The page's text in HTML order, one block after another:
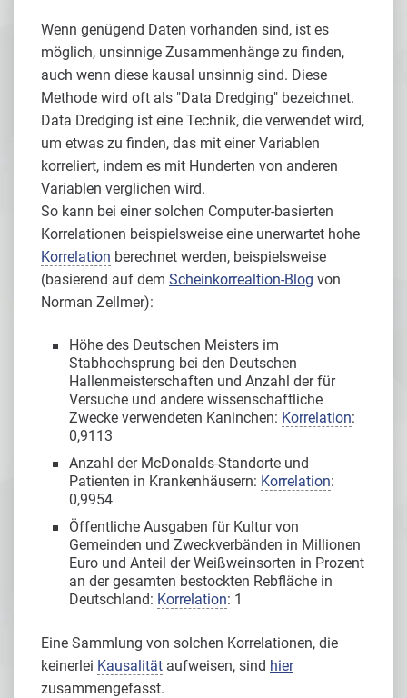
Wenn genügend Daten vorhanden sind, ist es
möglich, unsinnige Zusammenhänge zu finden,
auch wenn diese kausal unsinnig sind. Diese
Methode wird oft als "Data Dredging" bezeichnet.
Data Dredging ist eine Technik, die verwendet wird,
um etwas zu finden, das mit einer Variablen
korreliert, indem es mit Hunderten von anderen
Variablen verglichen wird.
So kann bei einer solchen Computer-basierten
Korrelationen beispielsweise eine unerwartet hohe
Korrelation berechnet werden, beispielsweise
(basierend auf dem Scheinkorrealtion-Blog von
Norman Zellmer):
Höhe des Deutschen Meisters im
Stabhochsprung bei den Deutschen
Hallenmeisterschaften und Anzahl der für
Versuche und andere wissenschaftliche
Zwecke verwendeten Kaninchen: Korrelation:
0,9113
Anzahl der McDonalds-Standorte und
Patienten in Krankenhäusern: Korrelation:
0,9954
Öffentliche Ausgaben für Kultur von
Gemeinden und Zweckverbänden in Millionen
Euro und Anteil der Weißweinsorten in Prozent
an der gesamten bestockten Rebfläche in
Deutschland: Korrelation: 1
Eine Sammlung von solchen Korrelationen, die
keinerlei Kausalität aufweisen, sind hier
zusammengefasst.